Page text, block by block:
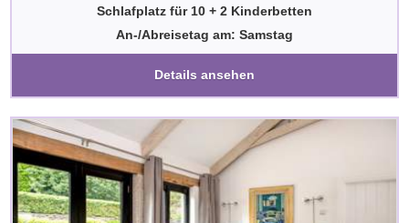
Schlafplatz für 10 + 2 Kinderbetten
An-/Abreisetag am: Samstag
Details ansehen